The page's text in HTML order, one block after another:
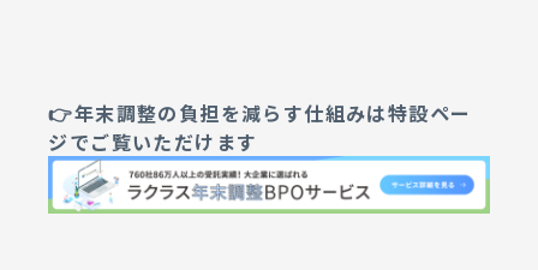
👉年末調整の負担を減らす仕組みは特設ペー
ジでご覧いただけます